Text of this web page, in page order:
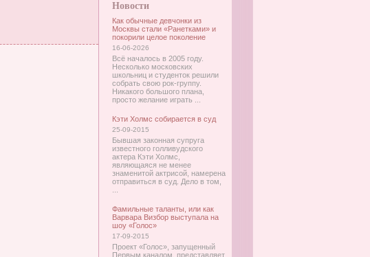
Новости
Как обычные девчонки из
Москвы стали «Ранетками» и
покорили целое поколение
16-06-2026
Всё началось в 2005 году.
Несколько московских
школьниц и студенток решили
собрать свою рок-группу.
Никакого большого плана,
просто желание играть ...
Кэти Холмс собирается в суд
25-09-2015
Бывшая законная супруга
известного голливудского
актера Кэти Холмс,
являющаяся не менее
знаменитой актрисой, намерена
отправиться в суд. Дело в том,
Фамильные таланты, или как
Варвара Визбор выступала на
шоу «Голос»
17-09-2015
Проект «Голос», запущенный
Первым каналом, представляет